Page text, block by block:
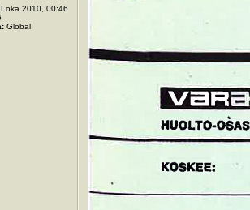
2010, 00:46
Global